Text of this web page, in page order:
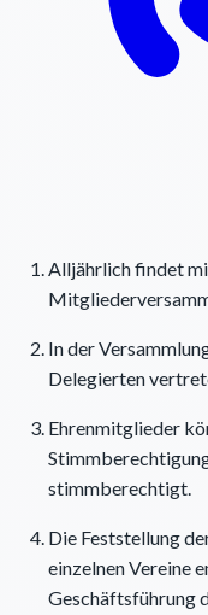
Alljährlich findet
In der
Delegierten
Ehrenmitglieder
stimmberechtigt.
Die Feststellung
einzelnen Vereine
Geschäftsführung